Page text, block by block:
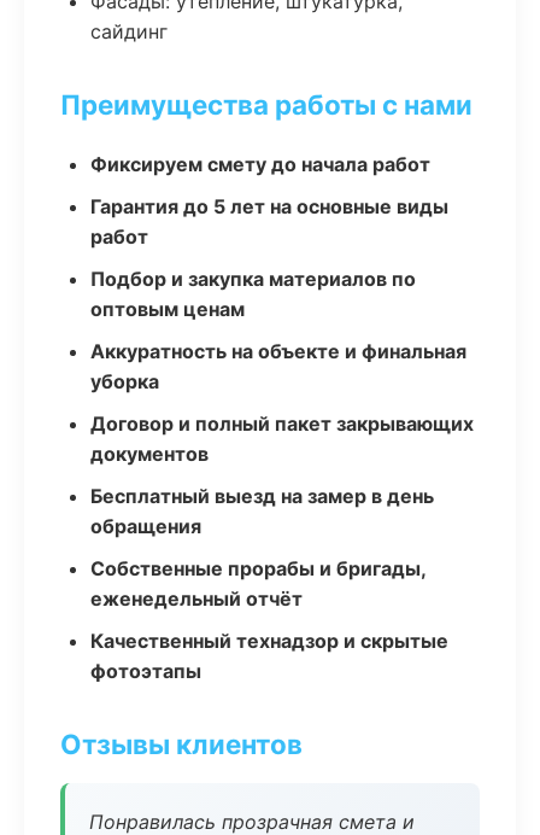
сайдинг
Преимущества работы с нами
Фиксируем смету до начала работ
Гарантия до 5 лет на основные виды
работ
Подбор и закупка материалов по
оптовым ценам
Аккуратность на объекте и финальная
уборка
Договор и полный пакет закрывающих
документов
Бесплатный выезд на замер в день
обращения
Собственные прорабы и бригады,
еженедельный отчёт
Качественный технадзор и скрытые
фотоэтапы
Отзывы клиентов
Понравилась прозрачная смета и